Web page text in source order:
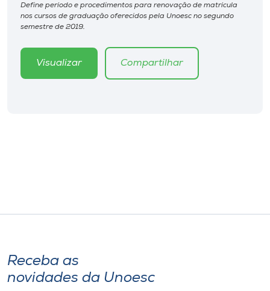
Editora
Rádio
o idioma
A-
Define período e procedimentos para renovação de matrícula
nos cursos de graduação oferecidos pela Unoesc no segundo
semestre de 2019.
Visualizar Compartilhar
Receba as
novidades da Unoesc